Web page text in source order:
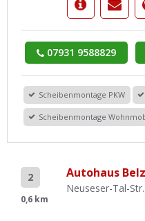
07931 9588829
Scheibenmontage PKW
Scheibenmontage
2
0,6 km
Autohaus
Neuseser-Tal-